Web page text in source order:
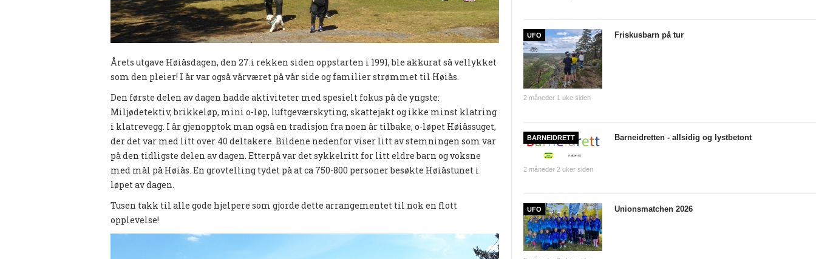
Årets utgave Høiåsdagen, den 27.i rekken siden oppstarten i 1991, ble akkurat så vellykket
som den pleier! I år var også vårværet på vår side og familier strømmet til Høiås.
Den første delen av dagen hadde aktiviteter med spesielt fokus på de yngste:
Miljødetektiv, brikkeløp, mini o-løp, luftgeværskyting, skattejakt og ikke minst klatring
i klatrevegg. I år gjenopptok man også en tradisjon fra noen år tilbake, o-løpet Høiåssuget,
der det var med litt over 40 deltakere. Bildene nedenfor viser litt av stemningen som var
på den tidligste delen av dagen. Etterpå var det sykkelritt for litt eldre barn og voksne
med mål på Høiås. En grovtelling tydet på at ca 750-800 personer besøkte Høiåstunet i
løpet av dagen.
Tusen takk til alle gode hjelpere som gjorde dette arrangementet til nok en flott
opplevelse!
UFO
2 måneder 1 uke siden
Friskusbarn på tur
BARNEIDRETT
2 måneder 2 uker siden
Barneidretten - allsidig og lystbetont
UFO Unionsmatchen 2026